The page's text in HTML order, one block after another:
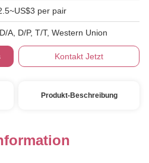
per pair
A, D/P, T/T, Western Union
Kontakt Jetzt
Produkt-Beschreibung